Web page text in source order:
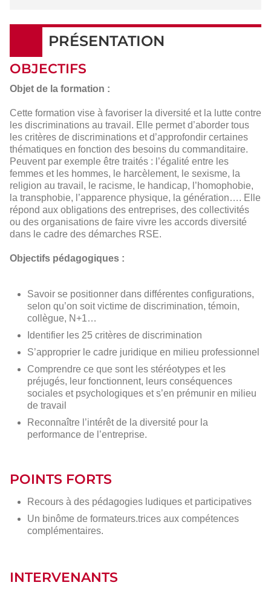
PRÉSENTATION
OBJECTIFS
Objet de la formation :
Cette formation vise à favoriser la diversité et la lutte contre
les discriminations au travail. Elle permet d’aborder tous
les critères de discriminations et d’approfondir certaines
thématiques en fonction des besoins du commanditaire.
Peuvent par exemple être traités : l’égalité entre les
femmes et les hommes, le harcèlement, le sexisme, la
religion au travail, le racisme, le handicap, l’homophobie,
la transphobie, l’apparence physique, la génération…. Elle
répond aux obligations des entreprises, des collectivités
ou des organisations de faire vivre les accords diversité
dans le cadre des démarches RSE.
Objectifs pédagogiques :
Savoir se positionner dans différentes configurations,
selon qu’on soit victime de discrimination, témoin,
collègue, N+1…
Identifier les 25 critères de discrimination
S’approprier le cadre juridique en milieu professionnel
Comprendre ce que sont les stéréotypes et les
préjugés, leur fonctionnent, leurs conséquences
sociales et psychologiques et s’en prémunir en milieu
de travail
Reconnaître l’intérêt de la diversité pour la
performance de l’entreprise.
POINTS FORTS
Recours à des pédagogies ludiques et participatives
Un binôme de formateurs.trices aux compétences
complémentaires.
INTERVENANTS